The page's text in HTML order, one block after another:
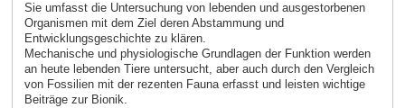
Sie umfasst die Untersuchung von lebenden und ausgestorbenen
Organismen mit dem Ziel deren Abstammung und
Entwicklungsgeschichte zu klären.
Mechanische und physiologische Grundlagen der Funktion werden
an heute lebenden Tiere untersucht, aber auch durch den Vergleich
von Fossilien mit der rezenten Fauna erfasst und leisten wichtige
Beiträge zur Bionik.